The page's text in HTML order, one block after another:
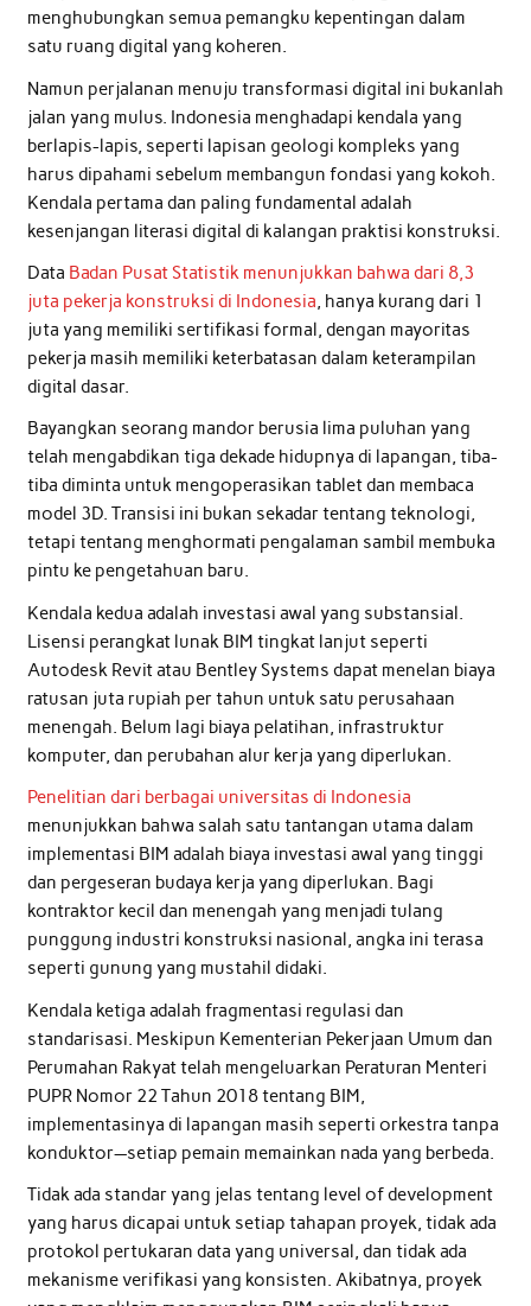
menghubungkan semua pemangku kepentingan dalam
satu ruang digital yang koheren.
Namun perjalanan menuju transformasi digital ini bukanlah
jalan yang mulus. Indonesia menghadapi kendala yang
berlapis-lapis, seperti lapisan geologi kompleks yang
harus dipahami sebelum membangun fondasi yang kokoh.
Kendala pertama dan paling fundamental adalah
kesenjangan literasi digital di kalangan praktisi konstruksi.
Data Badan Pusat Statistik menunjukkan bahwa dari 8,3
juta pekerja konstruksi di Indonesia, hanya kurang dari 1
juta yang memiliki sertifikasi formal, dengan mayoritas
pekerja masih memiliki keterbatasan dalam keterampilan
digital dasar.
Bayangkan seorang mandor berusia lima puluhan yang
telah mengabdikan tiga dekade hidupnya di lapangan, tiba-
tiba diminta untuk mengoperasikan tablet dan membaca
model 3D. Transisi ini bukan sekadar tentang teknologi,
tetapi tentang menghormati pengalaman sambil membuka
pintu ke pengetahuan baru.
Kendala kedua adalah investasi awal yang substansial.
Lisensi perangkat lunak BIM tingkat lanjut seperti
Autodesk Revit atau Bentley Systems dapat menelan biaya
ratusan juta rupiah per tahun untuk satu perusahaan
menengah. Belum lagi biaya pelatihan, infrastruktur
komputer, dan perubahan alur kerja yang diperlukan.
Penelitian dari berbagai universitas di Indonesia
menunjukkan bahwa salah satu tantangan utama dalam
implementasi BIM adalah biaya investasi awal yang tinggi
dan pergeseran budaya kerja yang diperlukan. Bagi
kontraktor kecil dan menengah yang menjadi tulang
punggung industri konstruksi nasional, angka ini terasa
seperti gunung yang mustahil didaki.
Kendala ketiga adalah fragmentasi regulasi dan
standarisasi. Meskipun Kementerian Pekerjaan Umum dan
Perumahan Rakyat telah mengeluarkan Peraturan Menteri
PUPR Nomor 22 Tahun 2018 tentang BIM,
implementasinya di lapangan masih seperti orkestra tanpa
konduktor—setiap pemain memainkan nada yang berbeda.
Tidak ada standar yang jelas tentang level of development
yang harus dicapai untuk setiap tahapan proyek, tidak ada
protokol pertukaran data yang universal, dan tidak ada
mekanisme verifikasi yang konsisten. Akibatnya, proyek